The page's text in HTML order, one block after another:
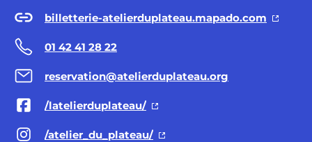
billetterie-atelierduplateau.mapado.com
01 42 41 28 22
reservation@atelierduplateau.org
/latelierduplateau/
/atelier_du_plateau/